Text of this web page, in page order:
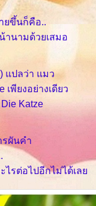
ยขึ้นก็คือ..
านามด้วยเสมอ
แปลว่า แมว
พียงอย่างเดียว
Katze
ผันคำ
ไรต่อไปอีกไม่ได้เล